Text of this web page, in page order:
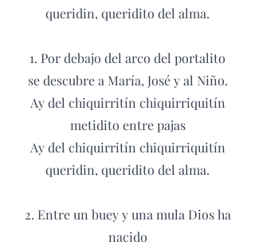
queridin, queridito del alma.
1. Por debajo del arco del portalito
se descubre a María, José y al Niño.
Ay del chiquirritín chiquirriquitín
metidito entre pajas
Ay del chiquirritín chiquirriquitín
queridin, queridito del alma.
2. Entre un buey y una mula Dios ha
nacido